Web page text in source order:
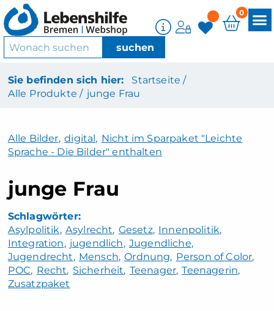
0
Sie befinden sich hier:
Startseite /
Alle Produkte / junge Frau
Alle Bilder, digital, Nicht im Sparpaket "Leichte
Sprache - Die Bilder" enthalten
junge Frau
Asylpolitik Asylrecht Gesetz Innenpolitik
Integration jugendlich Jugendliche
Jugendrecht Mensch Ordnung Person of Color
POC Recht Sicherheit Teenager Teenagerin
Zusatzpaket